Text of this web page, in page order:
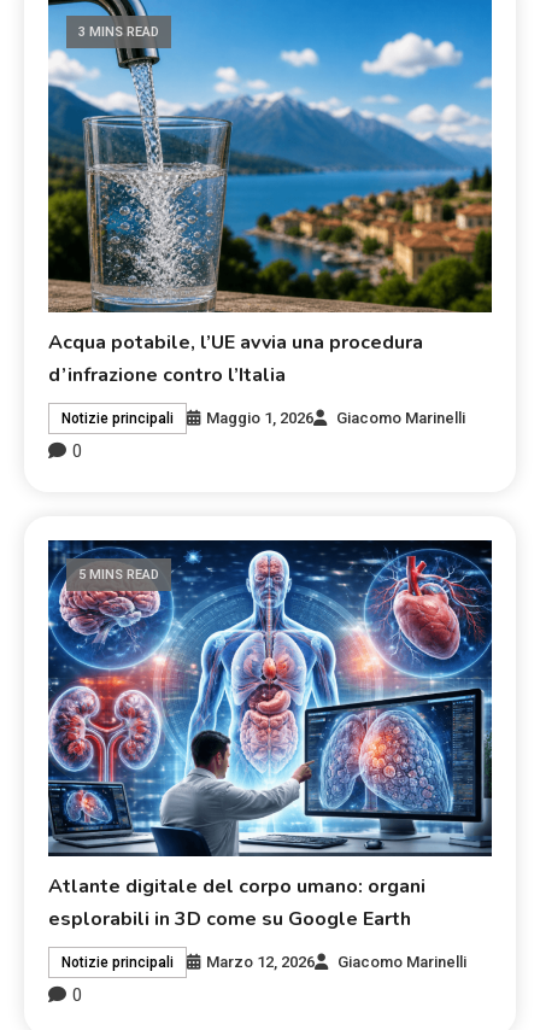
3 MINS READ
Acqua potabile, l’UE avvia una procedura
d’infrazione contro l’Italia
Notizie principali Maggio 1, 2026 Giacomo Marinelli
0
5 MINS READ
Atlante digitale del corpo umano: organi
esplorabili in 3D come su Google Earth
Notizie principali Marzo 12, 2026 Giacomo Marinelli
0